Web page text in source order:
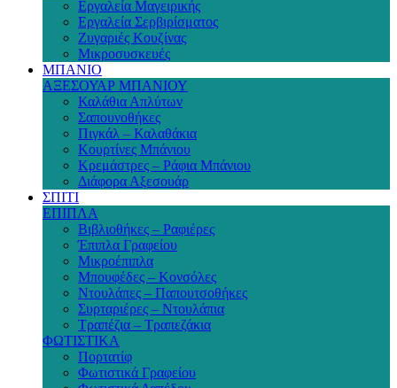
Εργαλεία Μαγειρικής
Εργαλεία Σερβιρίσματος
Ζυγαριές Κουζίνας
Μικροσυσκευές
ΜΠΑΝΙΟ
ΑΞΕΣΟΥΑΡ ΜΠΑΝΙΟΥ
Καλάθια Απλύτων
Σαπουνοθήκες
Πιγκάλ – Καλαθάκια
Κουρτίνες Μπάνιου
Κρεμάστρες – Ράφια Μπάνιου
Διάφορα Αξεσουάρ
ΣΠΙΤΙ
ΕΠΙΠΛΑ
Βιβλιοθήκες – Ραφιέρες
Έπιπλα Γραφείου
Μικροέπιπλα
Μπουφέδες – Κονσόλες
Ντουλάπες – Παπουτσοθήκες
Συρταριέρες – Ντουλάπια
Τραπέζια – Τραπεζάκια
ΦΩΤΙΣΤΙΚΑ
Πορτατίφ
Φωτιστικά Γραφείου